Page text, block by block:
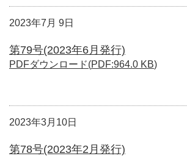
2023年7月 9日
第79号(2023年6月発行)
PDFダウンロード(PDF:964.0 KB)
2023年3月10日
第78号(2023年2月発行)